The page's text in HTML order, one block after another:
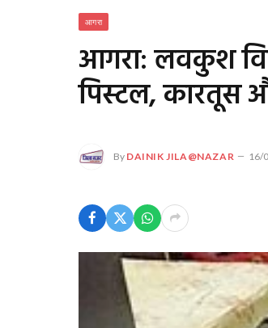
आगरा
आगरा: लवकुश
पिस्टल, कारतूस
By DAINIK JILA@NAZAR 16/